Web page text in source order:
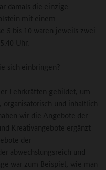
damals die einzige
mit einem
5 bis 10 waren jeweils zwei
Uhr.
sich einbringen?
Lehrkräften gebildet, um
organisatorisch und inhaltlich
wir die Angebote der
Kreativangebote ergänzt
der
abwechslungsreich und
war zum Beispiel, wie man